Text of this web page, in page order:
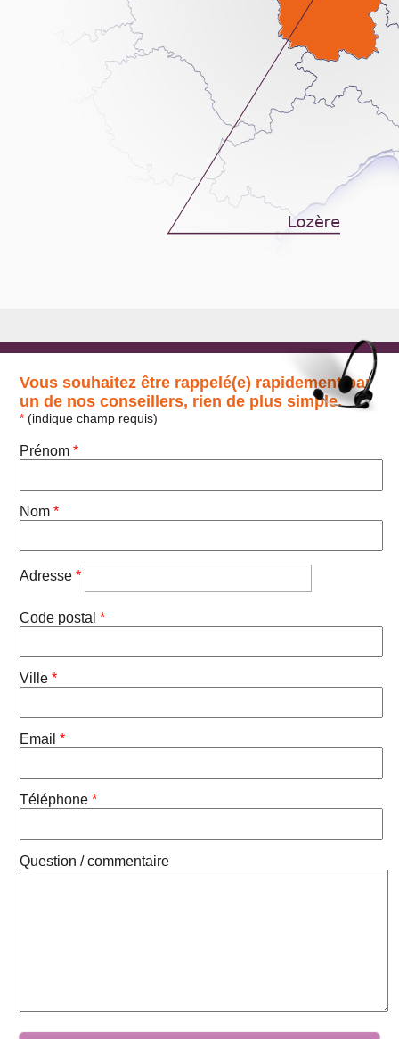
Vous souhaitez être rappelé(e) rapidement par
un de nos conseillers, rien de plus simple.
* (indique champ requis)
Prénom*
Nom*
Adresse*
Code postal*
Ville*
Email*
Téléphone*
Question / commentaire